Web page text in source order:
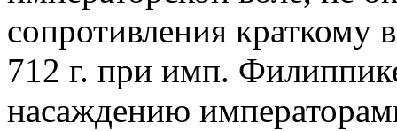
сопротивления краткому
712 г. при имп.
насаждению